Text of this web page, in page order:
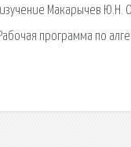
Макарычев Ю.Н.
программа по